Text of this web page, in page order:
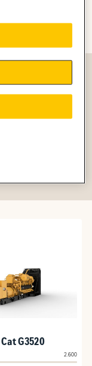
Cat G3520
2.600